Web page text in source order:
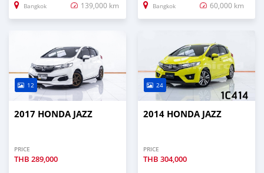
Bangkok 139,000 km Bangkok 60,000 km
12
2017 HONDA JAZZ
PRICE
THB 289,000
24
2014 HONDA JAZZ
PRICE
THB 304,000